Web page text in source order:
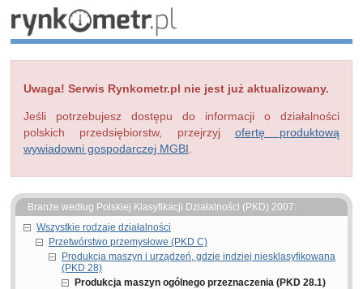
Uwaga! Serwis Rynkometr.pl nie jest już aktualizowany.
Jeśli potrzebujesz dostępu do informacji o działalności
polskich przedsiębiorstw, przejrzyj ofertę produktową
wywiadowni gospodarczej MGBI
Branże według Polskiej Klasyfikacji Działalności (PKD) 2007:
Wszystkie rodzaje działalności
Przetwórstwo przemysłowe (PKD C)
Produkcja maszyn i urządzeń, gdzie indziej niesklasyfikowana
(PKD 28)
Produkcja maszyn ogólnego przeznaczenia (PKD 28.1)